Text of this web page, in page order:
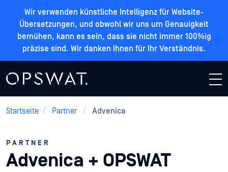
Wir verwenden künstliche Intelligenz für Website-
Übersetzungen, und obwohl wir uns um Genauigkeit
bemühen, kann es sein, dass sie nicht immer 100%ig
präzise sind. Wir danken Ihnen für Ihr Verständnis.
Startseite / Partner / Advenica
PARTNER
Advenica + OPSWAT